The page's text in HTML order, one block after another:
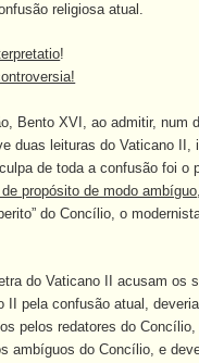
religiosa atual.
!
Bento XVI, ao admitir, num
duas leituras do Vaticano II,
de toda a confusão foi o
propósito de modo ambíguo
do Concílio, o
do Vaticano II acusam os
II pela confusão atual,
pelos redatores do Concílio,
ambíguos do Concílio, e